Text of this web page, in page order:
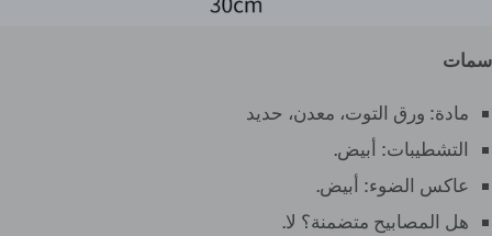
سمات
مادة: ورق التوت، معدن، حديد
التشطيبات: أبيض.
عاكس الضوء: أبيض.
هل المصابيح متضمنة؟ لا.